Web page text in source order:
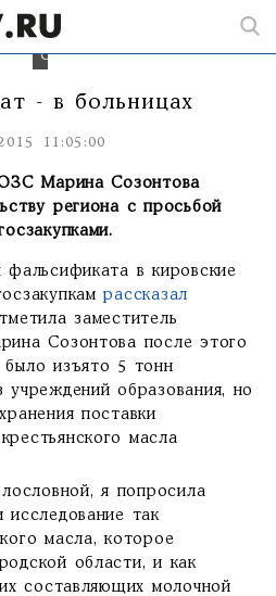
Марина
Созонтова.
- в больницах
11:05:00
Марина Созонтова
региона с просьбой
в кировские
рассказал
заместитель
Созонтова после этого
было изъято 5 тонн
учреждений образования, но
поставки
масла
я попросила
исследование так
масла, которое
области, и как
составляющих молочной